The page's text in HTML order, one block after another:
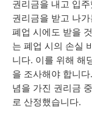
권리금을 내고 입
권리금을 받고 나
폐업 시에도 받을
는 폐업 시의 손실
니다. 이를 위해 해
을 조사해야 합니
념을 가진 권리금
로 산정했습니다.